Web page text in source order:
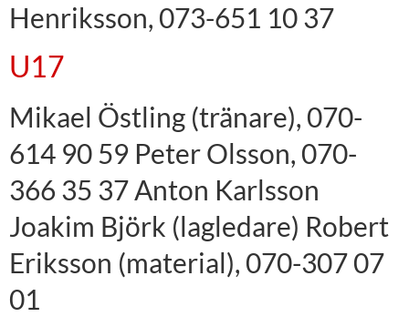
Henriksson, 073-651 10 37
U17
Mikael Östling (tränare), 070-
614 90 59 Peter Olsson, 070-
366 35 37 Anton Karlsson
Joakim Björk (lagledare) Robert
Eriksson (material), 070-307 07
01